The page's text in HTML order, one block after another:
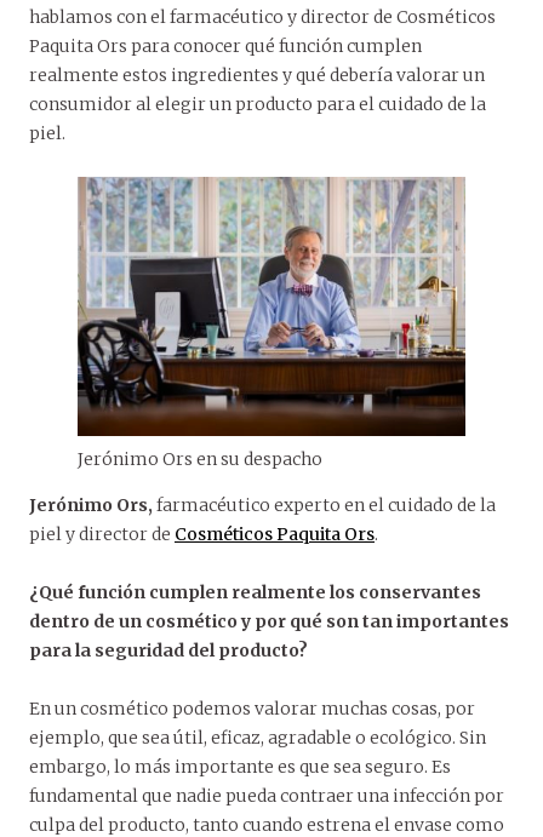
hablamos con el farmacéutico y director de Cosméticos
Paquita Ors para conocer qué función cumplen
realmente estos ingredientes y qué debería valorar un
consumidor al elegir un producto para el cuidado de la
piel.
Jerónimo Ors en su despacho
Jerónimo Ors, farmacéutico experto en el cuidado de la
piel y director de Cosméticos Paquita Ors.
¿Qué función cumplen realmente los conservantes
dentro de un cosmético y por qué son tan importantes
para la seguridad del producto?
En un cosmético podemos valorar muchas cosas, por
ejemplo, que sea útil, eficaz, agradable o ecológico. Sin
embargo, lo más importante es que sea seguro. Es
fundamental que nadie pueda contraer una infección por
culpa del producto, tanto cuando estrena el envase como